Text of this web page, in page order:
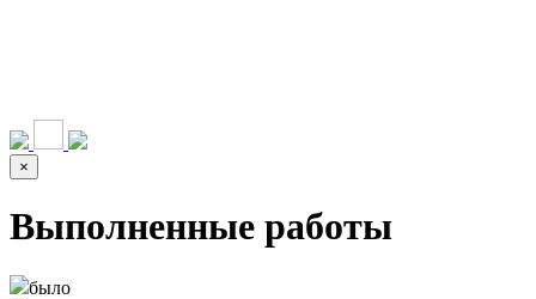
×
Выполненные работы
было